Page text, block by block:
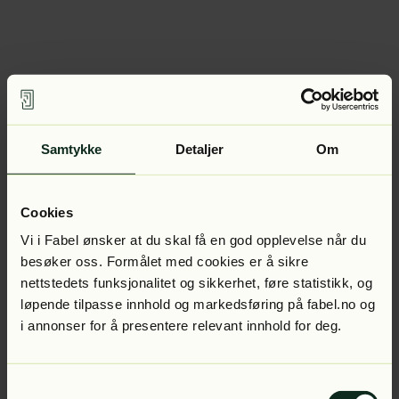
Samtykke Detaljer Om
Cookies
Vi i Fabel ønsker at du skal få en god opplevelse når du
besøker oss. Formålet med cookies er å sikre
nettstedets funksjonalitet og sikkerhet, føre statistikk, og
løpende tilpasse innhold og markedsføring på fabel.no og
i annonser for å presentere relevant innhold for deg.